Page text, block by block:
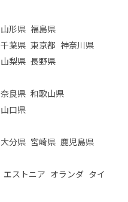
山形県 福島県
千葉県 東京都 神奈川県
山梨県 長野県
奈良県 和歌山県
山口県
大分県 宮崎県 鹿児島県
エストニア オランダ タイ